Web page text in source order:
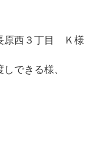
原西３丁目 Ｋ様
できる様、